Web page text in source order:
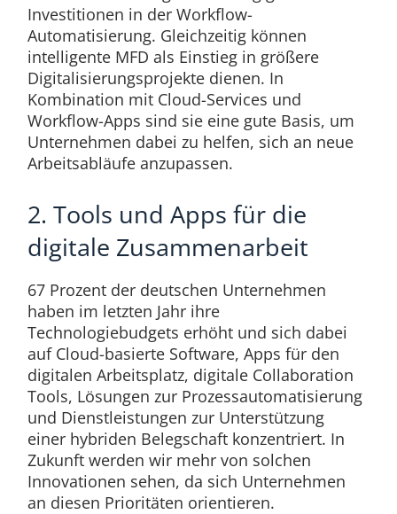
Investitionen in der Workflow-
Automatisierung. Gleichzeitig können
intelligente MFD als Einstieg in größere
Digitalisierungsprojekte dienen. In
Kombination mit Cloud-Services und
Workflow-Apps sind sie eine gute Basis, um
Unternehmen dabei zu helfen, sich an neue
Arbeitsabläufe anzupassen.
2. Tools und Apps für die
digitale Zusammenarbeit
67 Prozent der deutschen Unternehmen
haben im letzten Jahr ihre
Technologiebudgets erhöht und sich dabei
auf Cloud-basierte Software, Apps für den
digitalen Arbeitsplatz, digitale Collaboration
Tools, Lösungen zur Prozessautomatisierung
und Dienstleistungen zur Unterstützung
einer hybriden Belegschaft konzentriert. In
Zukunft werden wir mehr von solchen
Innovationen sehen, da sich Unternehmen
an diesen Prioritäten orientieren.